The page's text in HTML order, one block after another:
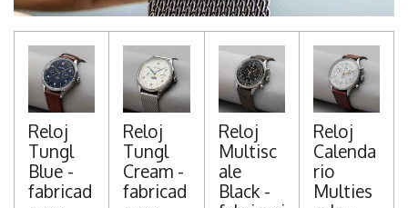
Reloj
Tungl
Blue -
fabricad
Reloj
Tungl
Cream -
fabricad
Reloj
Multisc
ale
Black -
Reloj
Calenda
rio
Multies